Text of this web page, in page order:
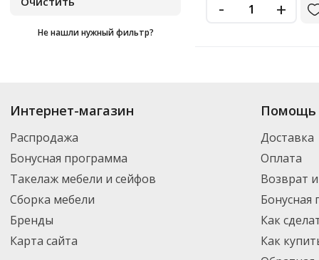
Не нашли нужный фильтр?
- +
Купить
. В ассортименте
можете выбрать нужный товар и добавить его в корзину для
партнерской транспортной компанией DPD. Для постоянных
Интернет-магазин
Распродажа
Бонусная программа
Такелаж мебели и сейфов
Сборка мебели
Бренды
Карта сайта
Помощь
Доставка
Оплата
Возврат
Бонусная
Как
Как